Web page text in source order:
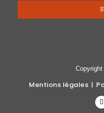
Mentions légales |